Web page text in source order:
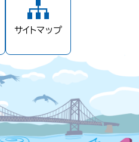
サイトマップ